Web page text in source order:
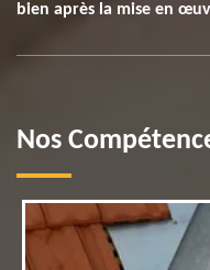
bien après la mise en
Nos